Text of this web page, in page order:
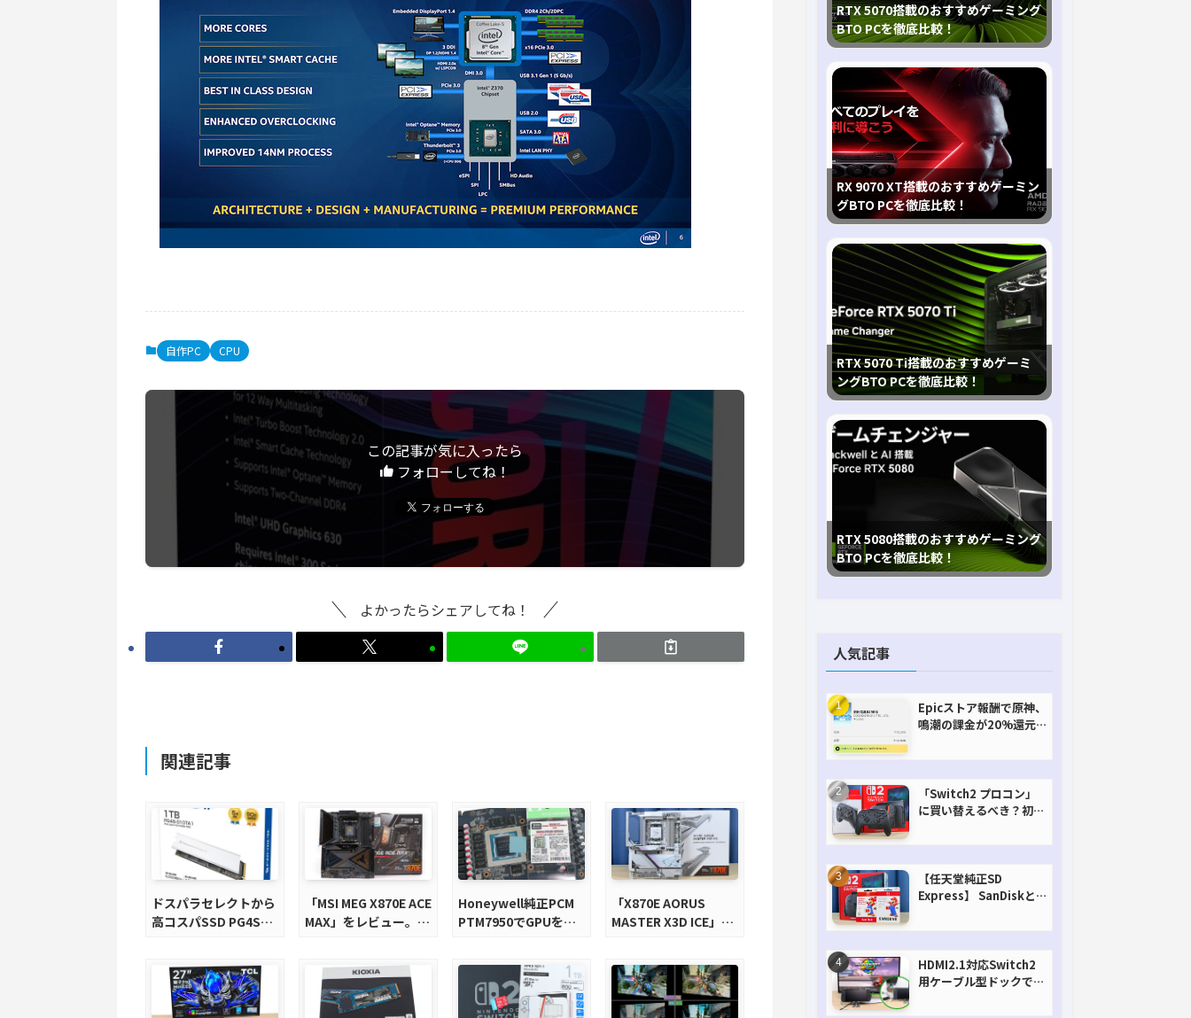
自作PC CPU
この記事が気に入ったら
フォローしてね！
よかったらシェアしてね！
関連記事
ドスパラセレクトから
高コスパSSD PG4Sシ
「MSI MEG X870E ACE
MAX」をレビュー。
ードを徹底検証
Honeywell純正PCM
PTM7950でGPUを冷
「X870E AORUS
MASTER X3D ICE」を
版X870Eマザーボード
を徹底検証
RTX 5070搭載のおすすめゲーミング
BTO PCを徹底比較！
RX 9070 XT搭載のおすすめゲーミン
グBTO PCを徹底比較！
RTX 5070 Ti搭載のおすすめゲーミ
ングBTO PCを徹底比較！
RTX 5080搭載のおすすめゲーミング
BTO PCを徹底比較！
人気記事
Epicストア報酬で原神、
鳴潮の課金が20%還元
「Switch2 プロコン」
に買い替えるべき？初代
【任天堂純正SD
Express】 SanDiskと
HDMI2.1対応Switch2
用ケーブル型ドックで省